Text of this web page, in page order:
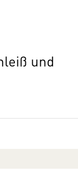
und